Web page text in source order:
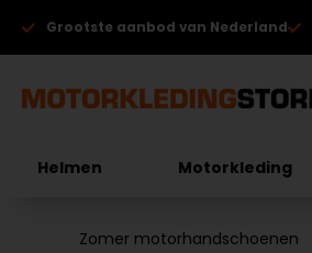
Grootste aanbod van Nederland
Helmen Motorkleding
Zomer motorhandschoenen